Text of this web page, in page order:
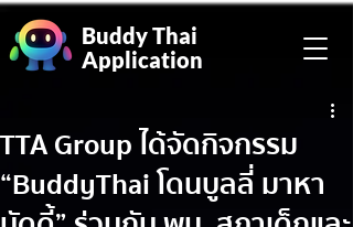
Buddy Thai
Application
TTA Group ได้จัดกิจกรรม
“BuddyThai โดนบูลลี่ มาหา